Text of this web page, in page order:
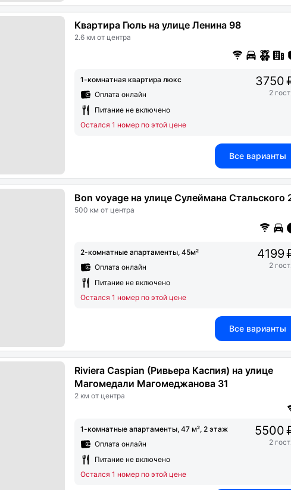
Квартира Гюль на улице Ленина 98
2.6 км от центра
1-комнатная квартира люкс
Оплата онлайн
Питание не включено
Остался 1 номер по этой цене
3750
2
Все варианты
Bon voyage на улице Сулеймана Стальского
500 км от центра
2-комнатные апартаменты, 45м²
Оплата онлайн
Питание не включено
Остался 1 номер по этой цене
4199
2
Все варианты
Riviera Caspian (Ривьера Каспия) на улице
Магомедали Магомеджановa 31
2 км от центра
1-комнатные апартаменты, 47 м², 2 этаж
Оплата онлайн
Питание не включено
Остался 1 номер по этой цене
5500
2